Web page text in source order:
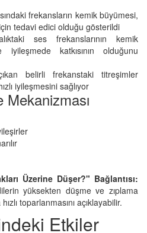
frekansların kemik büyümesi,
tedavi edici olduğu gösterildi
ses frekanslarının kemik
katkısının olduğunu
belirli frekanstaki titreşimler
iyileşmesini sağlıyor
Üzerine Düşer?" Bağlantısı:
yüksekten düşme ve zıplama
toparlanmasını açıklayabilir.
Etkiler